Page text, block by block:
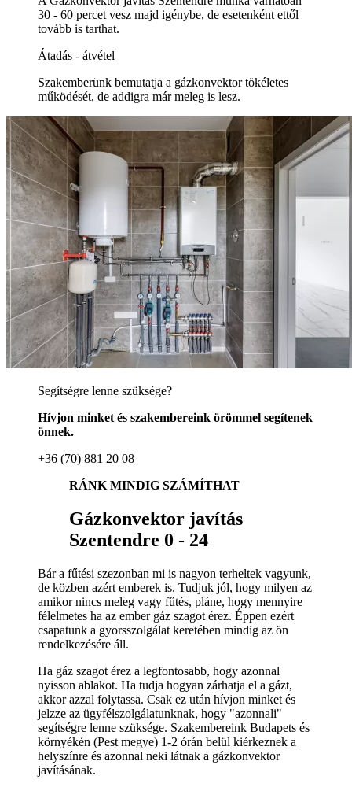
30 - 60 percet vesz majd igénybe, de esetenként ettől
tovább is tarthat.
Átadás - átvétel
Szakemberünk bemutatja a gázkonvektor tökéletes
működését, de addigra már meleg is lesz.
Segítségre lenne szüksége?
Hívjon minket és szakembereink örömmel segítenek
önnek.
+36 (70) 881 20 08
RÁNK MINDIG SZÁMÍTHAT
Gázkonvektor javítás
Szentendre 0 - 24
Bár a fűtési szezonban mi is nagyon terheltek vagyunk,
de közben azért emberek is. Tudjuk jól, hogy milyen az
amikor nincs meleg vagy fűtés, pláne, hogy mennyire
félelmetes ha az ember gáz szagot érez. Éppen ezért
csapatunk a gyorsszolgálat keretében mindig az ön
rendelkezésére áll.
Ha gáz szagot érez a legfontosabb, hogy azonnal
nyisson ablakot. Ha tudja hogyan zárhatja el a gázt,
akkor azzal folytassa. Csak ez után hívjon minket és
jelzze az ügyfélszolgálatunknak, hogy "azonnali"
segítségre lenne szüksége. Szakembereink Budapets és
környékén (Pest megye) 1-2 órán belül kiérkeznek a
helyszínre és azonnal neki látnak a gázkonvektor
javításának.